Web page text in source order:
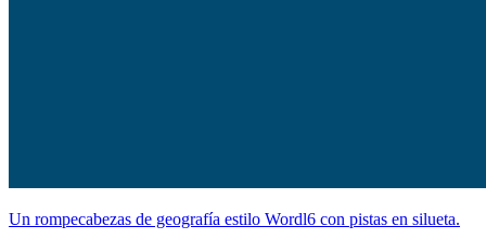
Un rompecabezas de geografía estilo Wordl6 con pistas en silueta.